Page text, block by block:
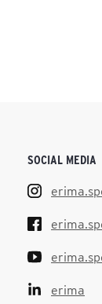
SOCIAL MEDIA
erima